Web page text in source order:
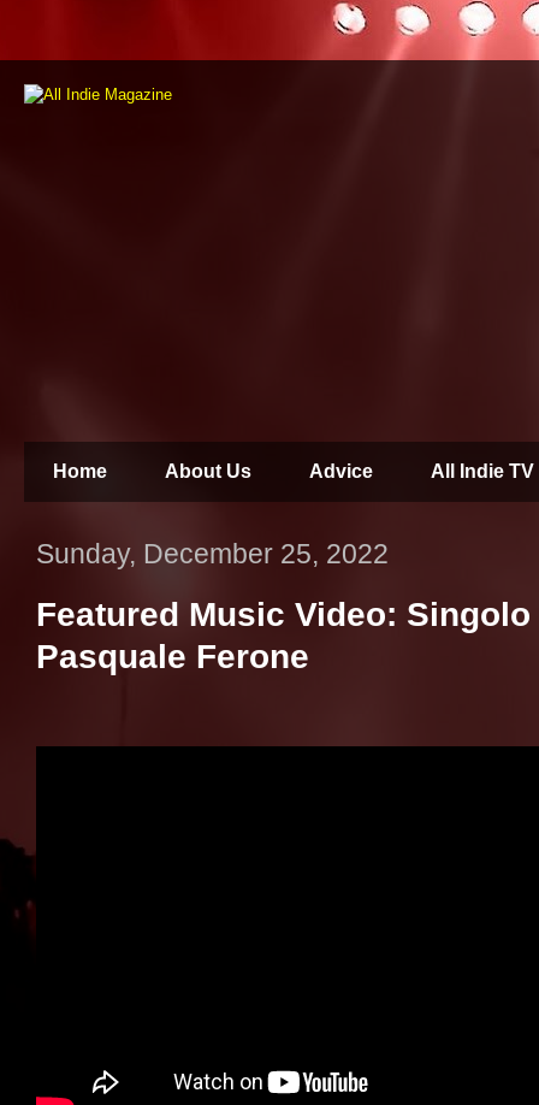
Home About Us Advice All Indie TV
Sunday, December 25, 2022
Featured Music Video:
Pasquale Ferone